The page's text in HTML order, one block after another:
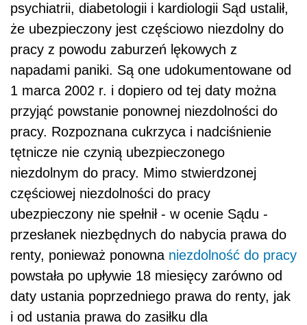
psychiatrii, diabetologii i kardiologii Sąd ustalił,
że ubezpieczony jest częściowo niezdolny do
pracy z powodu zaburzeń lękowych z
napadami paniki. Są one udokumentowane od
1 marca 2002 r. i dopiero od tej daty można
przyjąć powstanie ponownej niezdolności do
pracy. Rozpoznana cu­krzyca i nadciśnienie
tętnicze nie czynią ubezpieczonego
niezdolnym do pracy. Mimo stwierdzonej
częściowej niezdolności do pracy
ubezpieczony nie spełnił - w ocenie Sądu -
przesłanek niezbędnych do nabycia prawa do
renty, ponieważ ponowna niezdolność do pracy
powstała po upływie 18 miesięcy zarówno od
daty ustania po­przedniego prawa do renty, jak
i od ustania prawa do zasiłku dla